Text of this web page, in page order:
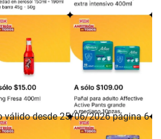
PUBLICIDAD